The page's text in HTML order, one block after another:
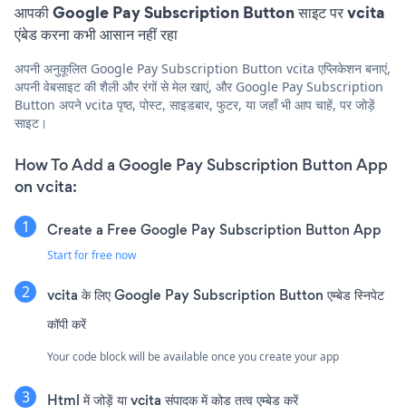
आपकी Google Pay Subscription Button साइट पर vcita
एंबेड करना कभी आसान नहीं रहा
अपनी अनुकूलित Google Pay Subscription Button vcita एप्लिकेशन बनाएं,
अपनी वेबसाइट की शैली और रंगों से मेल खाएं, और Google Pay Subscription
Button अपने vcita पृष्ठ, पोस्ट, साइडबार, फुटर, या जहाँ भी आप चाहें, पर जोड़ें
साइट।
How To Add a Google Pay Subscription Button App
on vcita:
Create a Free Google Pay Subscription Button App
Start for free now
vcita के लिए Google Pay Subscription Button एम्बेड स्निपेट
कॉपी करें
Your code block will be available once you create your app
Html में जोड़ें या vcita संपादक में कोड तत्व एम्बेड करें